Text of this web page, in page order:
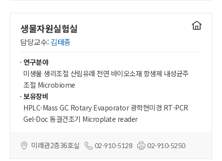
생물자원실험실
담당교수: 김태종
연구실
연구분야
미생물 생리조절 산림유래 천연 바이오소재 항생제 내성균주
조절 Microbiome
보유장비
HPLC-Mass GC Rotary Evaporator 광학현미경 RT-PCR
Gel-Doc 동결건조기 Microplate reader
미래관2층36호실 02-910-5128 02-910-5250